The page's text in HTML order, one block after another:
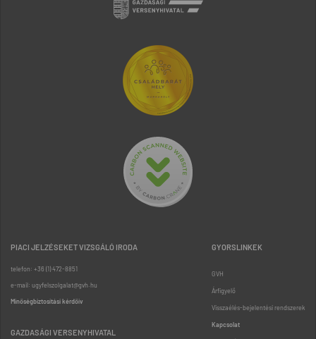
PIACI JELZÉSEKET VIZSGÁLÓ IRODA
telefon: +36 (1) 472-8851
e-mail: ugyfelszolgalat@gvh.hu
Minőségbiztosítási kérdőív
GAZDASÁGI VERSENYHIVATAL
GYORSLINKEK
GVH
Árfigyelő
Visszaélés-bejelentési rendszerek
Kapcsolat